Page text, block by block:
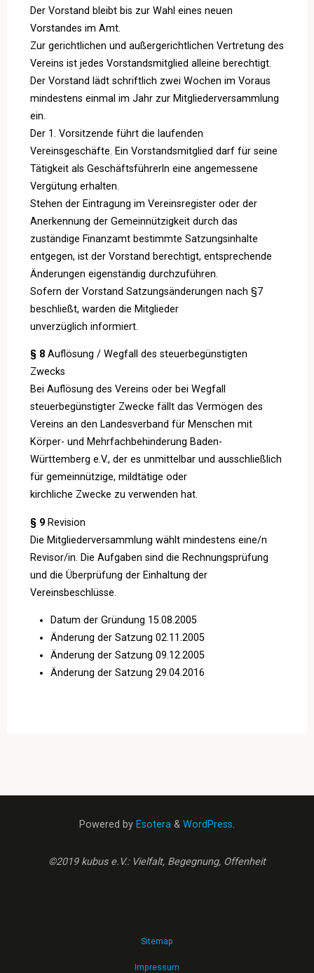
Der Vorstand bleibt bis zur Wahl eines neuen
Vorstandes im Amt.
Zur gerichtlichen und außergerichtlichen Vertretung des
Vereins ist jedes Vorstandsmitglied alleine berechtigt.
Der Vorstand lädt schriftlich zwei Wochen im Voraus
mindestens einmal im Jahr zur Mitgliederversammlung
ein.
Der 1. Vorsitzende führt die laufenden
Vereinsgeschäfte. Ein Vorstandsmitglied darf für seine
Tätigkeit als Geschäftsführerln eine angemessene
Vergütung erhalten.
Stehen der Eintragung im Vereinsregister oder der
Anerkennung der Gemeinnützigkeit durch das
zuständige Finanzamt bestimmte Satzungsinhalte
entgegen, ist der Vorstand berechtigt, entsprechende
Änderungen eigenständig durchzuführen.
Sofern der Vorstand Satzungsänderungen nach §7
beschließt, warden die Mitglieder
unverzüglich informiert.
§ 8Auflösung / Wegfall des steuerbegünstigten
Zwecks
Bei Auflösung des Vereins oder bei Wegfall
steuerbegünstigter Zwecke fällt das Vermögen des
Vereins an den Landesverband für Menschen mit
Körper- und Mehrfachbehinderung Baden-
Württemberg e.V., der es unmittelbar und ausschließlich
für gemeinnützige, mildtätige oder
kirchliche Zwecke zu verwenden hat.
§ 9Revision
Die Mitgliederversammlung wählt mindestens eine/n
Revisor/in. Die Aufgaben sind die Rechnungsprüfung
und die Überprüfung der Einhaltung der
Vereinsbeschlüsse.
Datum der Gründung 15.08.2005
Änderung der Satzung 02.11.2005
Änderung der Satzung 09.12.2005
Änderung der Satzung 29.04.2016
Powered by Esotera & WordPress.
©2019 kubus e.V.: Vielfalt, Begegnung, Offenheit
Sitemap
Impressum